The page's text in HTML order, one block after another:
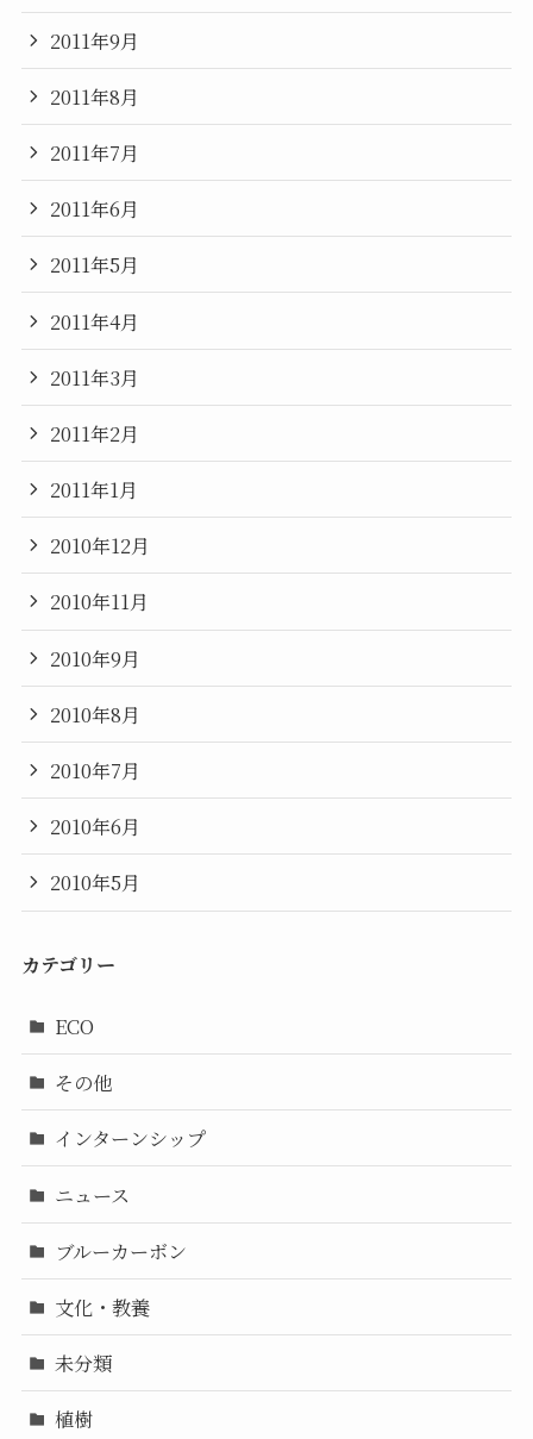
2011年9月
2011年8月
2011年7月
2011年6月
2011年5月
2011年4月
2011年3月
2011年2月
2011年1月
2010年12月
2010年11月
2010年9月
2010年8月
2010年7月
2010年6月
2010年5月
カテゴリー
ECO
その他
インターンシップ
ニュース
ブルーカーボン
文化・教養
未分類
植樹